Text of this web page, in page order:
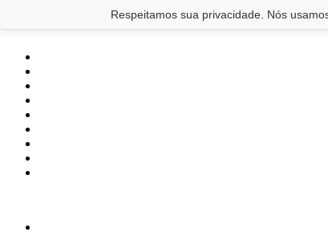
Respeitamos sua privacidade. Nós
Saltar para o conteúdo principal Ir para o footer